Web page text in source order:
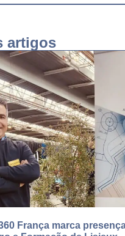
artigos
França marca